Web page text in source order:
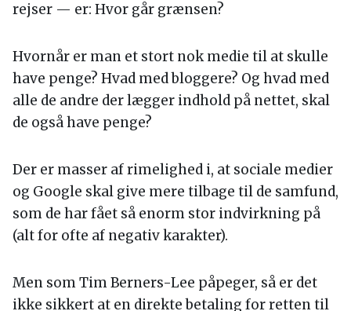
rejser — er: Hvor går grænsen?
Hvornår er man et stort nok medie til at skulle
have penge? Hvad med bloggere? Og hvad med
alle de andre der lægger indhold på nettet, skal
de også have penge?
Der er masser af rimelighed i, at sociale medier
og Google skal give mere tilbage til de samfund,
som de har fået så enorm stor indvirkning på
(alt for ofte af negativ karakter).
Men som Tim Berners-Lee påpeger, så er det
ikke sikkert at en direkte betaling for retten til